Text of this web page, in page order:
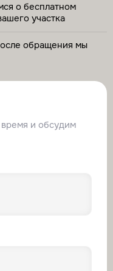
о бесплатном
участка
обращения мы
и обсудим